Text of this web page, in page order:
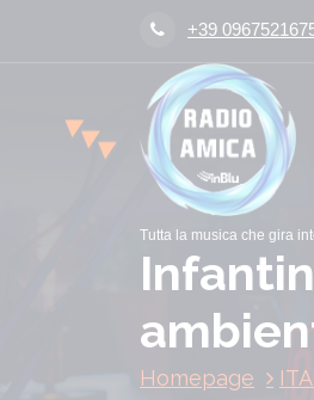
+39
Tutta la musica che gira
Homepage